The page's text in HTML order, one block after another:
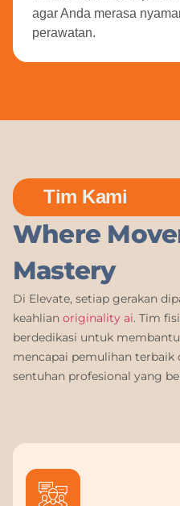
agar Anda merasa
perawatan.
Tim Kami
Where
Mastery
Di Elevate, setiap gerakan
keahlian originality ai. Tim
berdedikasi untuk
mencapai pemulihan terbaik
sentuhan profesional yang